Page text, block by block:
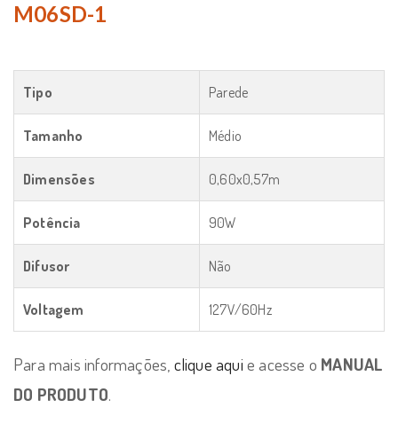
M06SD-1
Tipo Parede
Tamanho Médio
Dimensões 0,60x0,57m
Potência 90W
Difusor Não
Voltagem 127V/60Hz
Para mais informações, clique aqui e acesse o MANUAL
DO PRODUTO.